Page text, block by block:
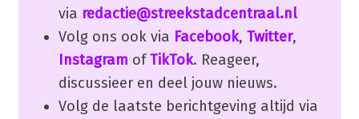
via redactie@streekstadcentraal.nl
Volg ons ook via Facebook, Twitter,
Instagram ofTikTok. Reageer,
discussieer en deel jouw nieuws.
Volg de laatste berichtgeving altijd via